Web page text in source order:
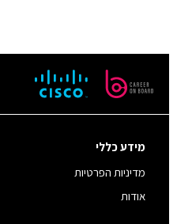
מידע כללי
מדיניות הפרטיות
אודות